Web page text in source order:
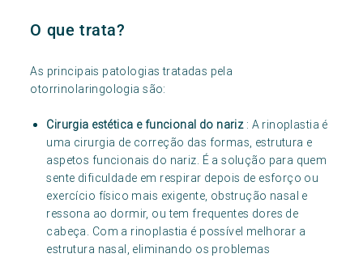
O que trata?
As principais patologias tratadas pela
otorrinolaringologia são:
Cirurgia estética e funcional do nariz: A rinoplastia é
uma cirurgia de correção das formas, estrutura e
aspetos funcionais do nariz. É a solução para quem
sente dificuldade em respirar depois de esforço ou
exercício físico mais exigente, obstrução nasal e
ressona ao dormir, ou tem frequentes dores de
cabeça. Com a rinoplastia é possível melhorar a
estrutura nasal, eliminando os problemas